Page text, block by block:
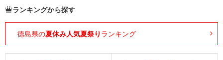
ランキングから探す
徳島県の夏休み人気夏祭り ランキング